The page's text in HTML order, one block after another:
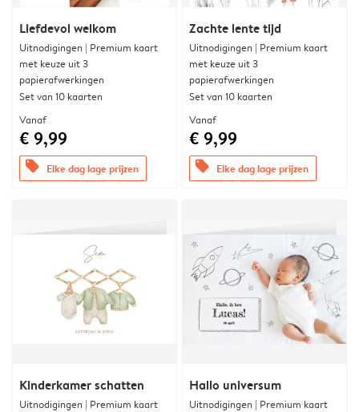
Liefdevol welkom
Uitnodigingen | Premium kaart
met keuze uit 3
papierafwerkingen
Set van 10 kaarten
Vanaf
€ 9,99
offers Elke dag lage prijzen
Zachte lente tijd
Uitnodigingen | Premium kaart
met keuze uit 3
papierafwerkingen
Set van 10 kaarten
Vanaf
€ 9,99
offers Elke dag lage prijzen
Kinderkamer schatten
Uitnodigingen | Premium kaart
Hallo universum
Uitnodigingen | Premium kaart